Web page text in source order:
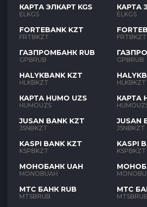
КАРТА ЭЛКАРТ KGS
ELKGS
FORTEBANK KZT
FRTBKZT
ГАЗПРОМБАНК RUB
GPBRUB
HALYKBANK KZT
HLKBKZT
КАРТА HUMO UZS
HUMOUZS
JUSAN BANK KZT
JSNBKZT
KASPI BANK KZT
KSPBKZT
МОНОБАНК UAH
MONOBUAH
МТС БАНК RUB
MTSBRUB
КАРТА
ELKGS
FRTBKZT
GPBRUB
HLKBKZT
КАРТА
JUSAN
JSNBKZT
KASPI
KSPBKZT
МТС
MTSBRUB